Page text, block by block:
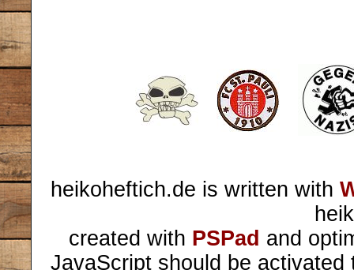
heikoheftich.de is written with
created with PSPad and
JavaScript should be